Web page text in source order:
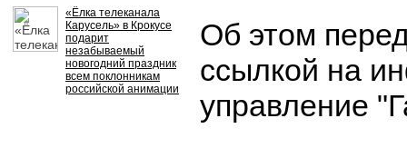
«Ёлка телеканала
Карусель» в Крокусе
подарит
незабываемый
новогодний праздник
всем поклонникам
российской анимации
Об этом
ссылкой на
управление